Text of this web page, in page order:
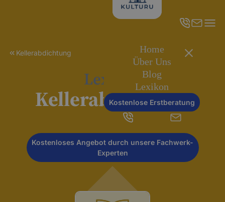
Home
Über Uns
Blog
Lexikon
Kostenlose Erstberatung
Kellerabdichtung
Lexikon
Kellerabdichtung
Kostenloses Angebot durch unsere Fachwerk-
Experten